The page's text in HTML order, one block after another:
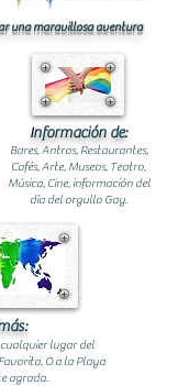
una maravillosa aventura
Información de:
Bares, Antros, Restaurantes,
Cafés, Arte, Museos, Teatro,
Música, Cine, información del
día del orgullo Gay.
cualquier lugar del
O a la Playa
agrada.